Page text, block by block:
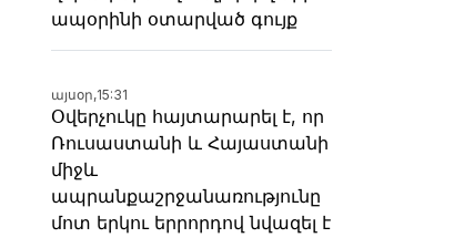
ապօրինի օտարված գույք
այսօր,15:31
Օվերչուկը հայտարարել է, որ
Ռուսաստանի և Հայաստանի
միջև
ապրանքաշրջանառությունը
մոտ երկու երրորդով նվազել է